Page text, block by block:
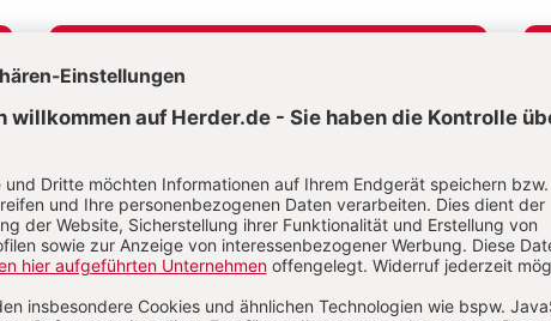
E-Mail und
Onlineservice
kundenservice@herder.de